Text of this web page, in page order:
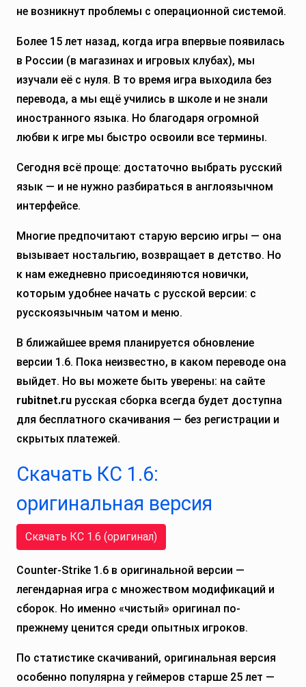
не возникнут проблемы с операционной системой.
Более 15 лет назад, когда игра впервые появилась
в России (в магазинах и игровых клубах), мы
изучали её с нуля. В то время игра выходила без
перевода, а мы ещё учились в школе и не знали
иностранного языка. Но благодаря огромной
любви к игре мы быстро освоили все термины.
Сегодня всё проще: достаточно выбрать русский
язык — и не нужно разбираться в англоязычном
интерфейсе.
Многие предпочитают старую версию игры — она
вызывает ностальгию, возвращает в детство. Но
к нам ежедневно присоединяются новички,
которым удобнее начать с русской версии: с
русскоязычным чатом и меню.
В ближайшее время планируется обновление
версии 1.6. Пока неизвестно, в каком переводе она
выйдет. Но вы можете быть уверены: на сайте
rubitnet.ru русская сборка всегда будет доступна
для бесплатного скачивания — без регистрации и
скрытых платежей.
Скачать КС 1.6:
оригинальная версия
Скачать КС 1.6 (оригинал)
Counter-Strike 1.6 в оригинальной версии —
легендарная игра с множеством модификаций и
сборок. Но именно «чистый» оригинал по-
прежнему ценится среди опытных игроков.
По статистике скачиваний, оригинальная версия
особенно популярна у геймеров старше 25 лет —